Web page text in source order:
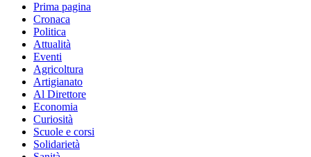
Prima pagina
Cronaca
Politica
Attualità
Eventi
Agricoltura
Artigianato
Al Direttore
Economia
Curiosità
Scuole e corsi
Solidarietà